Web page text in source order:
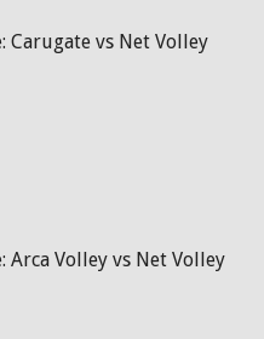
Carugate vs Net Volley
Arca Volley vs Net Volley